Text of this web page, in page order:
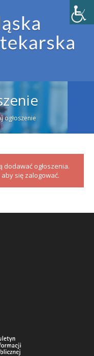
ogłoszenie
dodawać ogłoszenia.
się zalogować.